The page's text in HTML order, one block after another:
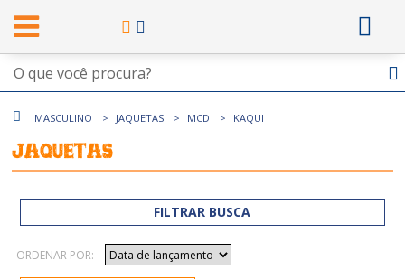
MASCULINO JAQUETAS MCD KAQUI
Jaquetas
FILTRAR BUSCA
ORDENAR POR: